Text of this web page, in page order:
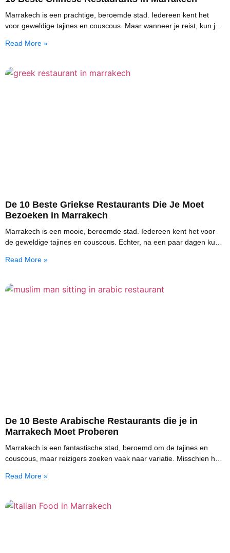
Marrakech is een prachtige, beroemde stad. Iedereen kent het
voor geweldige tajines en couscous. Maar wanneer je reist, kun je
Read More »
De 10 Beste Griekse Restaurants Die Je Moet
Bezoeken in Marrakech
Marrakech is een mooie, beroemde stad. Iedereen kent het voor
de geweldige tajines en couscous. Echter, na een paar dagen kun
Read More »
De 10 Beste Arabische Restaurants die je in
Marrakech Moet Proberen
Marrakech is een fantastische stad, beroemd om de tajines en
couscous, maar reizigers zoeken vaak naar variatie. Misschien heb
Read More »